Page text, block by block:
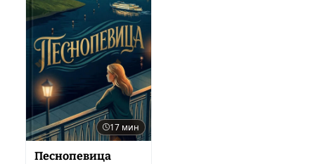
17 мин
Песнопевица